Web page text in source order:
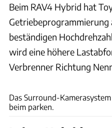
Beim RAV4 Hybrid hat
Getriebeprogrammierung
beständigen
wird eine höhere
Verbrenner Richtung
Das Surround-
beim parken.